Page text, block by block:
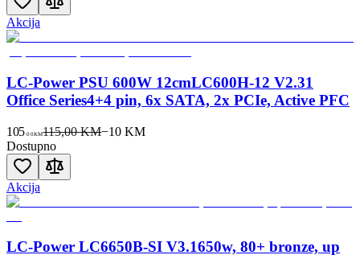
Akcija
LC-Power PSU 600W 12cmLC600H-12 V2.31
Office Series4+4 pin, 6x SATA, 2x PCIe, Active PFC
105 00KM115,00 KM−10 KM
Dostupno
Akcija
LC-Power LC6650B-SI V3.1650w, 80+ bronze, up